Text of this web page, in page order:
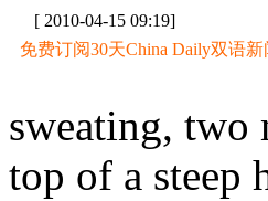
[ 2010-04-15 09:19]
免费订阅30天China Daily双语
sweating, two
top of a steep